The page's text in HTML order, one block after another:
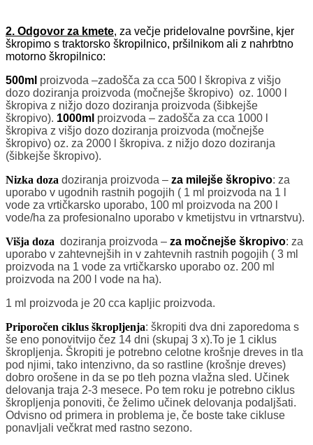
2. Odgovor za kmete, za večje pridelovalne površine, kjer
škropimo s traktorsko škropilnico, pršilnikom ali z nahrbtno
motorno škropilnico:
500ml proizvoda –zadošča za cca 500 l škropiva z višjo
dozo doziranja proizvoda (močnejše škropivo) oz. 1000 l
škropiva z nižjo dozo doziranja proizvoda (šibkejše
škropivo). 1000ml proizvoda – zadošča za cca 1000 l
škropiva z višjo dozo doziranja proizvoda (močnejše
škropivo) oz. za 2000 l škropiva. z nižjo dozo doziranja
(šibkejše škropivo).
Nizka doza doziranja proizvoda – za milejše škropivo: za
uporabo v ugodnih rastnih pogojih ( 1 ml proizvoda na 1 l
vode za vrtičkarsko uporabo, 100 ml proizvoda na 200 l
vode/ha za profesionalno uporabo v kmetijstvu in vrtnarstvu).
Višja doza doziranja proizvoda – za močnejše škropivo: za
uporabo v zahtevnejših in v zahtevnih rastnih pogojih ( 3 ml
proizvoda na 1 vode za vrtičkarsko uporabo oz. 200 ml
proizvoda na 200 l vode na ha).
1 ml proizvoda je 20 cca kapljic proizvoda.
Priporočen ciklus škropljenja: škropiti dva dni zaporedoma s
še eno ponovitvijo čez 14 dni (skupaj 3 x).To je 1 ciklus
škropljenja. Škropiti je potrebno celotne krošnje dreves in tla
pod njimi, tako intenzivno, da so rastline (krošnje dreves)
dobro orošene in da se po tleh pozna vlažna sled. Učinek
delovanja traja 2-3 mesece. Po tem roku je potrebno ciklus
škropljenja ponoviti, če želimo učinek delovanja podaljšati.
Odvisno od primera in problema je, če boste take cikluse
ponavljali večkrat med rastno sezono.